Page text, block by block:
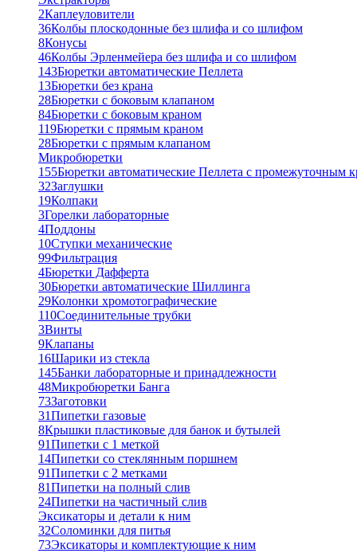
2Каплеуловители
36Колбы плоскодонные без шлифа и со шлифом
8Конусы
46Колбы Эрленмейера без шлифа и со шлифом
143Бюретки автоматические Пеллета
13Бюретки без крана
28Бюретки с боковым клапаном
84Бюретки с боковым краном
119Бюретки с прямым краном
28Бюретки с прямым клапаном
Микробюретки
155Бюретки автоматические Пеллета с промежуточным
32Заглушки
19Колпаки
3Горелки лабораторные
4Поддоны
10Ступки механические
99Фильтрация
4Бюретки Дафферта
30Бюретки автоматические Шиллинга
29Колонки хромотографические
110Соединительные трубки
3Винты
9Клапаны
16Шарики из стекла
145Банки лабораторные и принадлежности
48Микробюретки Банга
73Заготовки
31Пипетки газовые
8Крышки пластиковые для банок и бутылей
91Пипетки с 1 меткой
14Пипетки со стеклянным поршнем
91Пипетки с 2 метками
81Пипетки на полный слив
24Пипетки на частичный слив
Эксикаторы и детали к ним
32Соломинки для питья
73Эксикаторы и комплектующие к ним